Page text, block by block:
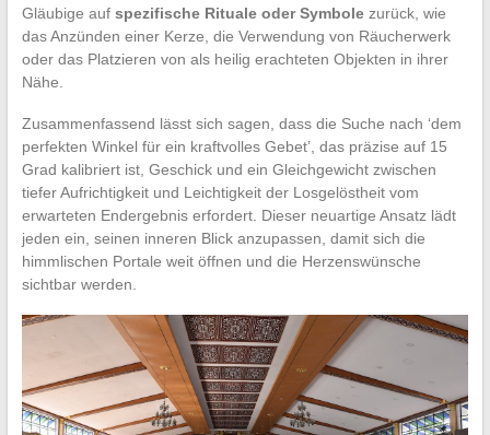
Gläubige auf spezifische Rituale oder Symbolezurück, wie
das Anzünden einer Kerze, die Verwendung von Räucherwerk
oder das Platzieren von als heilig erachteten Objekten in ihrer
Nähe.
Zusammenfassend lässt sich sagen, dass die Suche nach ‘dem
perfekten Winkel für ein kraftvolles Gebet’, das präzise auf 15
Grad kalibriert ist, Geschick und ein Gleichgewicht zwischen
tiefer Aufrichtigkeit und Leichtigkeit der Losgelöstheit vom
erwarteten Endergebnis erfordert. Dieser neuartige Ansatz lädt
jeden ein, seinen inneren Blick anzupassen, damit sich die
himmlischen Portale weit öffnen und die Herzenswünsche
sichtbar werden.